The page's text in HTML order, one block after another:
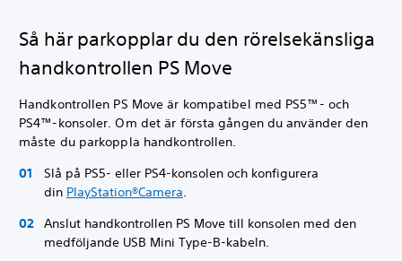
Så här parkopplar du den rörelsekänsliga
handkontrollen PS Move
Handkontrollen PS Move är kompatibel med PS5™- och
PS4™-konsoler. Om det är första gången du använder den
måste du parkoppla handkontrollen.
Slå på PS5- eller PS4-konsolen och konfigurera
din PlayStation®Camera
Anslut handkontrollen PS Move till konsolen med den
medföljande USB Mini Type-B-kabeln.